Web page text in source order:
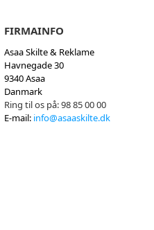
FIRMAINFO
Asaa Skilte & Reklame
Havnegade 30
9340 Asaa
Danmark
Ring til os på:98 85 00 00
E-mail: info@asaaskilte.dk